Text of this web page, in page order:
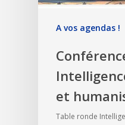
A vos agendas !
et
Table ronde